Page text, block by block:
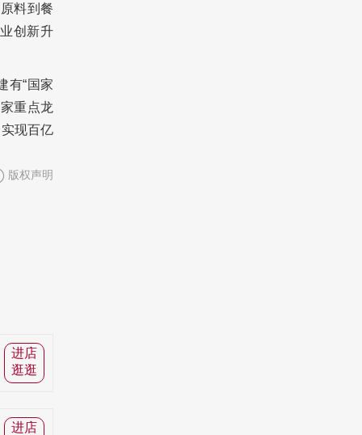
料到餐
创新升
有“国家
重点龙
现百亿
版权声明
进店
逛逛
进店